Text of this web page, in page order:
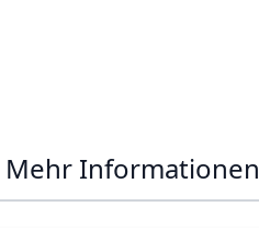
Mehr Informationen